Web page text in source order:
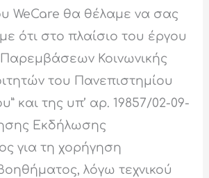
WeCare θα θέλαμε να σας
ότι στο πλαίσιο του έργου
Κοινωνικής
του Πανεπιστημίου
και της υπ’ αρ. 19857/02-09-
Εκδήλωσης
για τη χορήγηση
λόγω τεχνικού